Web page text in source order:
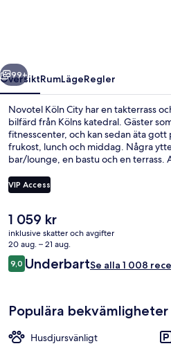
Nästa
99+
ÖversiktRumLägeRegler
Novotel Köln City har en takterrass
bilfärd från Kölns katedral. Gäster
fitnesscenter, och kan sedan äta gott
frukost, lunch och middag. Några
bar/lounge, en bastu och en terrass.
Till Severinstrasse U-Bahn tar det 8
U-Bahn är det 9 minuter.
VIP Access
Det
nuvarande
priset
är
1 059 kr
1 059 kr
inklusive skatter och avgifter
20 aug. – 21 aug.
Recensioner
9,09,0 av 10,
UnderbartSe alla 1 008
Populära bekvämligheter
Husdjursvänligt